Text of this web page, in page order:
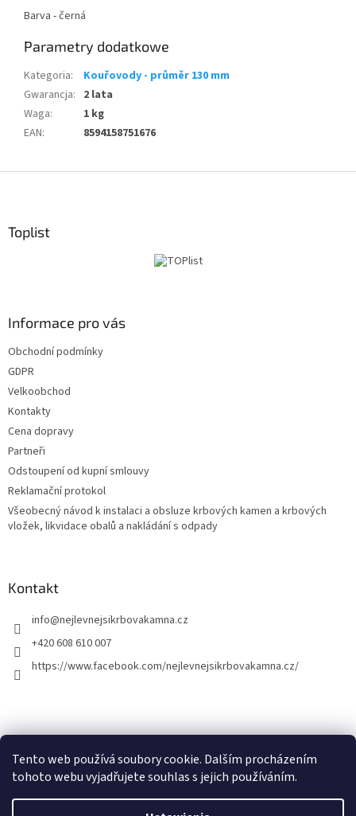
Tento web používá soubory cookie. Dalším procházením
tohoto webu vyjadřujete souhlas s jejich používáním.
Barva - černá
Parametry dodatkowe
Kategoria:
Kouřovody - průměr 130 mm
Gwarancja: 2 lata
Waga:
1 kg
EAN: 8594158751676
pToplist
Informace pro vás
Obchodní podmínky
GDPR
Velkoobchod
Kontakty
Cena dopravy
Partneři
Odstoupení od kupní smlouvy
Reklamační protokol
Všeobecný návod k instalaci a obsluze krbových kamen a krbových
vložek, likvidace obalů a nakládání s odpady
Kontakt
info@nejlevnejsikrbovakamna.cz
+420 608 610 007
https://www.facebook.com/nejlevnejsikrbovakamna.cz/